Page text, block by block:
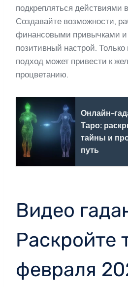
подкрепляться действиями
Создавайте возможности,
финансовыми привычками и
позитивный настрой.
подход может привести к
процветанию.
Онлайн-
Таро:
тайны и
путь
Видео
Раскройте
февраля